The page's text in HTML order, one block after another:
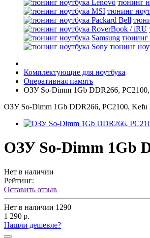
тюнинг
тюнинг
тюнинг
тюнинг
Комплектующие для ноутбука
Оперативная память
ОЗУ So-Dimm 1Gb DDR266,
ОЗУ So-Dimm 1Gb DDR266, PC2100, Kefu
ОЗУ So-Dimm 1Gb
Нет в наличии
Рейтинг:
Оставить отзыв
Нет в наличии 1290
1 290 р.
Нашли дешевле?